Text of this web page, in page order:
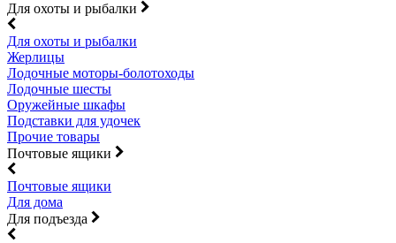
Для охоты и рыбалки
Для охоты и рыбалки
Жерлицы
Лодочные моторы-болотоходы
Лодочные шесты
Оружейные шкафы
Подставки для удочек
Прочие товары
Почтовые ящики
Почтовые ящики
Для дома
Для подъезда